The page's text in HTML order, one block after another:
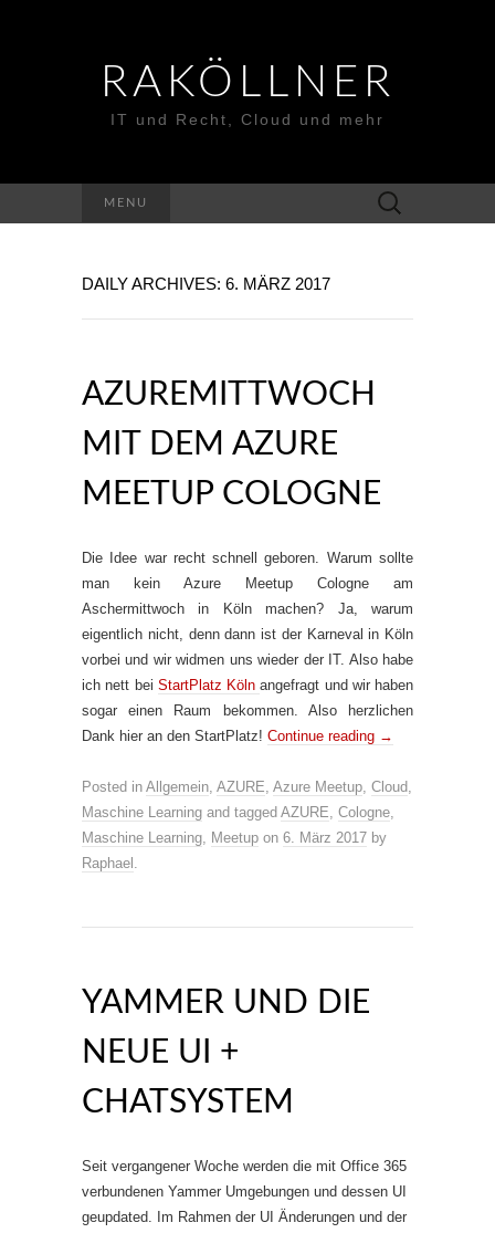
RAKÖLLNER
IT und Recht, Cloud und mehr
MENU
Suchen
nach:
DAILY ARCHIVES: 6. MÄRZ 2017
AZUREMITTWOCH
MIT DEM AZURE
MEETUP COLOGNE
Die Idee war recht schnell geboren. Warum sollte
man kein Azure Meetup Cologne am
Aschermittwoch in Köln machen? Ja, warum
eigentlich nicht, denn dann ist der Karneval in Köln
vorbei und wir widmen uns wieder der IT. Also habe
ich nett bei StartPlatz Kölnangefragt und wir haben
sogar einen Raum bekommen. Also herzlichen
Dank hier an den StartPlatz! Continue reading →
Posted in Allgemein, AZURE, Azure Meetup, Cloud,
Maschine Learning and tagged AZURE, Cologne,
Maschine Learning, Meetup on 6. März 2017 by
Raphael .
YAMMER UND DIE
NEUE UI +
CHATSYSTEM
Seit vergangener Woche werden die mit Office 365
verbundenen Yammer Umgebungen und dessen UI
geupdated. Im Rahmen der UI Änderungen und der